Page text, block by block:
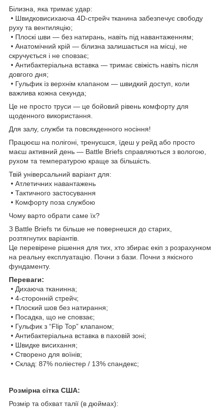
Білизна, яка тримає удар:
• Швидковисихаюча 4D-стрейч тканина забезпечує свободу
руху та вентиляцію;
• Плоскі шви — без натирань, навіть під навантаженням;
• Анатомічний крій — білизна залишається на місці, не
скручується і не сповзає;
• Антибактеріальна вставка — тримає свіжість навіть після
довгого дня;
• Гульфик із верхнім клапаном — швидкий доступ, коли
важлива кожна секунда;
Це не просто труси — це бойовий рівень комфорту для
щоденного використання.
Для залу, служби та повсякденного носіння!
Працюєш на полігоні, тренуєшся, їдеш у рейд або просто
маєш активний день — Battle Briefs справляються з вологою,
рухом та температурою краще за більшість.
Твій універсальний варіант для:
• Атлетичних навантажень
• Тактичного застосування
• Комфорту поза службою
Чому варто обрати саме їх?
З Battle Briefs ти більше не повернешся до старих,
розтягнутих варіантів.
Це перевірене рішення для тих, хто збирає екіп з розрахунком
на реальну експлуатацію. Почни з бази. Почни з якісного
фундаменту.
Переваги:
• Дихаюча тканинна;
• 4-сторонній стрейч;
• Плоский шов без натирання;
• Посадка, що не сповзає;
• Гульфик з “Flip Top” клапаном;
• Антибактеріальна вставка в паховій зоні;
• Швидке висихання;
• Створено для воїнів;
• Склад: 87% поліестер / 13% спандекс;
Розмірна сітка США:
Розмір та обхват талії (в дюймах):